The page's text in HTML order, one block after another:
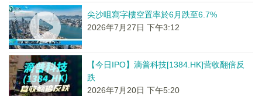
尖沙咀寫字樓空置率於6月跌至6.7%
2026年7月27日 下午3:12
【今日IPO】滴普科技[1384.HK]营收翻倍反
跌
2026年7月20日 下午5:20